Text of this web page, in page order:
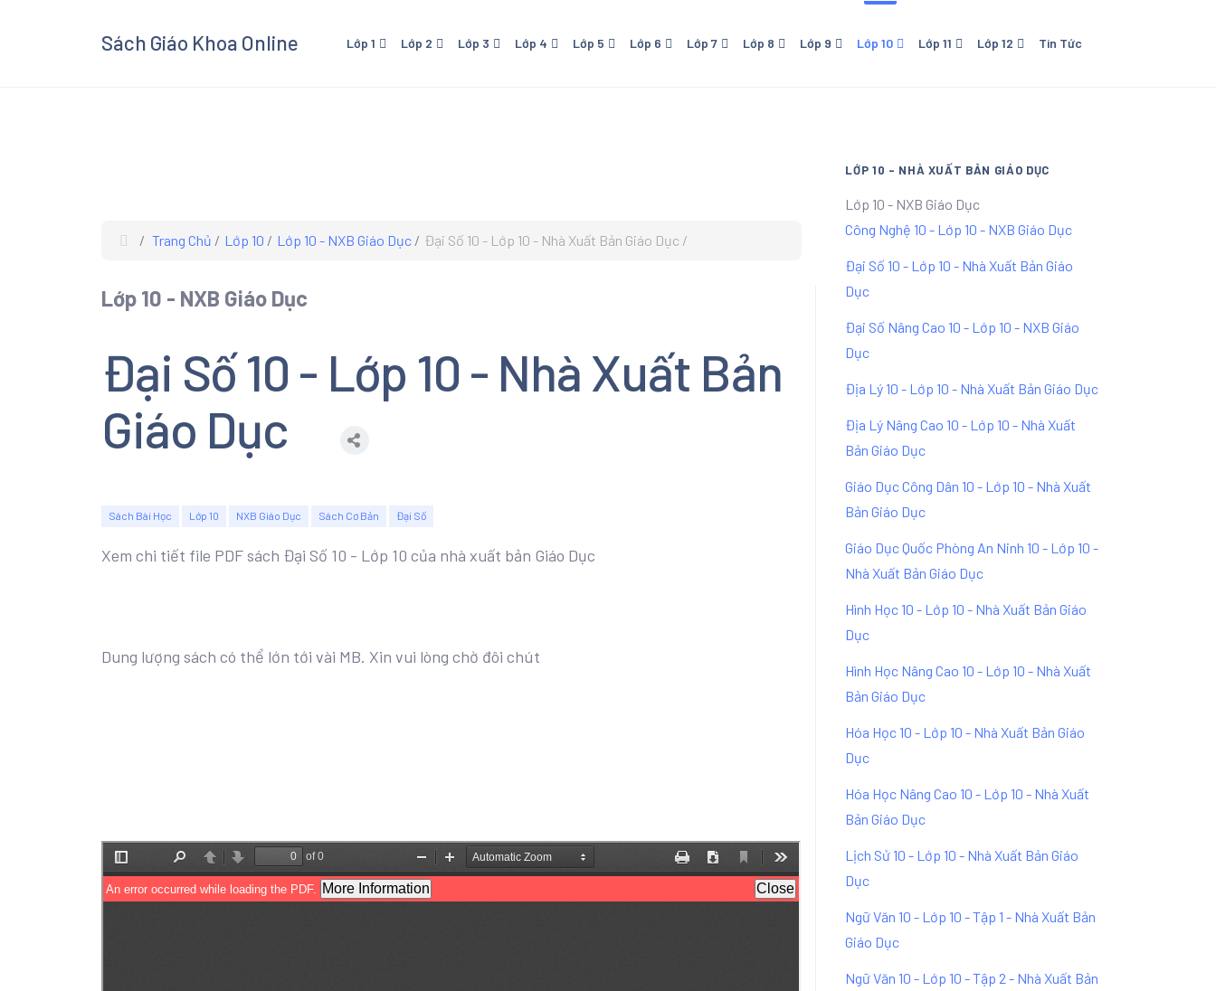
Sách Giáo Khoa Online Lớp 1 Lớp 2 Lớp 3
Xem và Download Trọn bộ Sách
Lớp 4 Lớp 5 Lớp 6 Lớp 7 Lớp 8 Lớp 9 Lớp 10 Lớp 11 Lớp 12 Tin Tức
Trang Chủ Lớp 10 Lớp 10 - NXB Giáo Dục Đại Số 10 - Lớp 10 - Nhà Xuất Bản Giáo Dục
Lớp 10 - NXB Giáo Dục
Đại Số 10 - Lớp 10 - Nhà Xuất Bản
Giáo Dục
Sách Bài Học Lớp 10 NXB Giáo Dục Sách Cơ Bản Đại Số
Xem chi tiết file PDF sách Đại Số 10 - Lớp 10 của nhà xuất bản Giáo Dục
Dung lượng sách có thể lớn tới vài MB. Xin vui lòng chờ đôi chút
LỚP 10 - NHÀ XUẤT BẢN GIÁO DỤC
Lớp 10 - NXB Giáo Dục
Công Nghệ 10 - Lớp 10 - NXB Giáo Dục
Đại Số 10 - Lớp 10 - Nhà Xuất Bản Giáo
Dục
Đại Số Nâng Cao 10 - Lớp 10 - NXB Giáo
Dục
Địa Lý 10 - Lớp 10 - Nhà Xuất Bản Giáo Dục
Địa Lý Nâng Cao 10 - Lớp 10 - Nhà Xuất
Bản Giáo Dục
Giáo Dục Công Dân 10 - Lớp 10 - Nhà Xuất
Bản Giáo Dục
Giáo Dục Quốc Phòng An Ninh 10 - Lớp 10 -
Nhà Xuất Bản Giáo Dục
Hình Học 10 - Lớp 10 - Nhà Xuất Bản Giáo
Dục
Hình Học Nâng Cao 10 - Lớp 10 - Nhà Xuất
Bản Giáo Dục
Hóa Học 10 - Lớp 10 - Nhà Xuất Bản Giáo
Dục
Hóa Học Nâng Cao 10 - Lớp 10 - Nhà Xuất
Bản Giáo Dục
Lịch Sử 10 - Lớp 10 - Nhà Xuất Bản Giáo
Dục
Ngữ Văn 10 - Lớp 10 - Tập 1 - Nhà Xuất Bản
Giáo Dục
Ngữ Văn 10 - Lớp 10 - Tập 2 - Nhà Xuất Bản